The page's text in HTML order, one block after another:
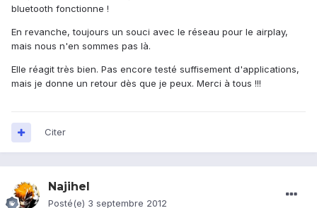
bluetooth fonctionne !
En revanche, toujours un souci avec le réseau pour le airplay,
mais nous n'en sommes pas là.
Elle réagit très bien. Pas encore testé suffisement d'applications,
mais je donne un retour dès que je peux. Merci à tous !!!
Citer
Najihel
Posté(e) 3 septembre 2012